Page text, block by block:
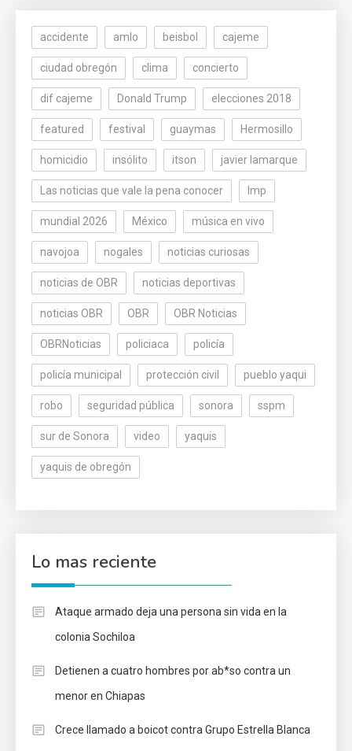
accidente amlo beisbol cajeme
ciudad obregón clima concierto
dif cajeme Donald Trump elecciones 2018
featured festival guaymas Hermosillo
homicidio insólito itson javier lamarque
Las noticias que vale la pena conocer lmp
mundial 2026 México música en vivo
navojoa nogales noticias curiosas
noticias de OBR noticias deportivas
noticias OBR OBR OBR Noticias
OBRNoticias policiaca policía
policía municipal protección civil pueblo yaqui
robo seguridad pública sonora sspm
sur de Sonora video yaquis
yaquis de obregón
Lo mas reciente
Ataque armado deja una persona sin vida en la
colonia Sochiloa
Detienen a cuatro hombres por ab*so contra un
menor en Chiapas
Crece llamado a boicot contra Grupo Estrella Blanca